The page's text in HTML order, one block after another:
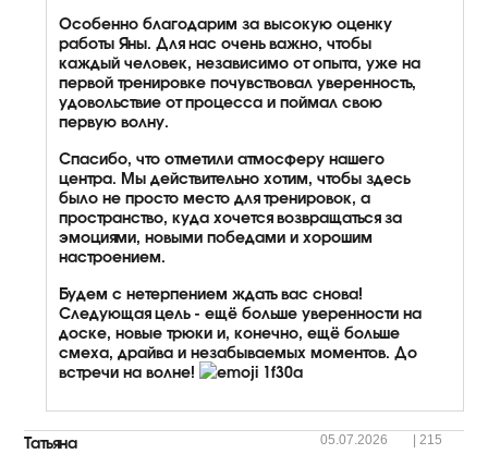
Особенно благодарим за высокую оценку
работы Яны. Для нас очень важно, чтобы
каждый человек, независимо от опыта, уже на
первой тренировке почувствовал уверенность,
удовольствие от процесса и поймал свою
первую волну.
Спасибо, что отметили атмосферу нашего
центра. Мы действительно хотим, чтобы здесь
было не просто место для тренировок, а
пространство, куда хочется возвращаться за
эмоциями, новыми победами и хорошим
настроением.
Будем с нетерпением ждать вас снова!
Следующая цель - ещё больше уверенности на
доске, новые трюки и, конечно, ещё больше
смеха, драйва и незабываемых моментов. До
встречи на волне!
Татьяна 05.07.2026 215